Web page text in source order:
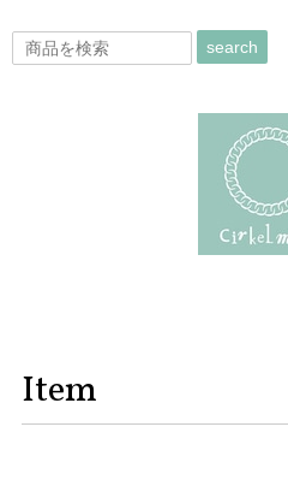
search
Item